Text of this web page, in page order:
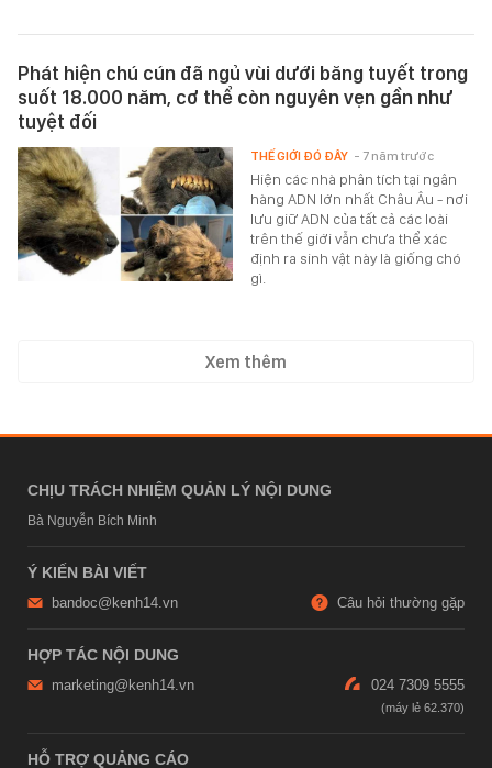
Phát hiện chú cún đã ngủ vùi dưới băng tuyết trong
suốt 18.000 năm, cơ thể còn nguyên vẹn gần như
tuyệt đối
Hiện các nhà phân tích tại ngân
hàng ADN lớn nhất Châu Âu - nơi
lưu giữ ADN của tất cả các loài
trên thế giới vẫn chưa thể xác
định ra sinh vật này là giống chó
gì.
THẾ GIỚI ĐÓ ĐÂY - 7 năm trước
Xem thêm
CHỊU TRÁCH NHIỆM QUẢN LÝ NỘI DUNG
Bà Nguyễn Bích Minh
Ý KIẾN BÀI VIẾT
bandoc@kenh14.vn Câu hỏi thường gặp
HỢP TÁC NỘI DUNG
marketing@kenh14.vn 024 7309 5555
HỖ TRỢ QUẢNG CÁO